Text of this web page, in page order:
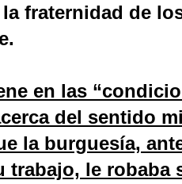
fraternidad de
en las
del sentido
la burguesía,
trabajo, le robaba